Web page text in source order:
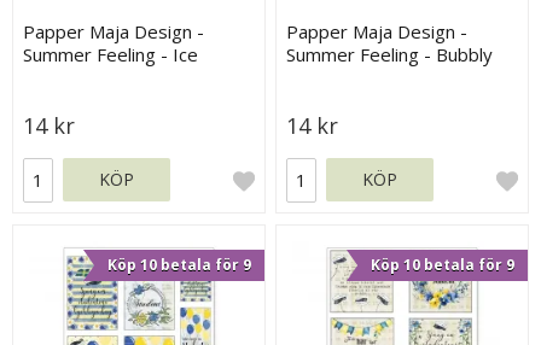
Papper Maja Design -
Summer Feeling - Ice
14 kr
KÖP
Papper Maja Design -
Summer Feeling - Bubbly
14 kr
KÖP
Köp 10 betala för 9 Köp 10 betala för 9